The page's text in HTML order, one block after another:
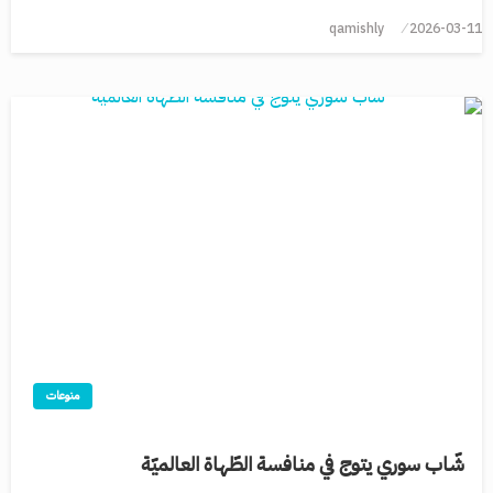
2026-03-11
qamishly
منوعات
شّاب سوري يتوج في منافسة الطّهاة العالميّة